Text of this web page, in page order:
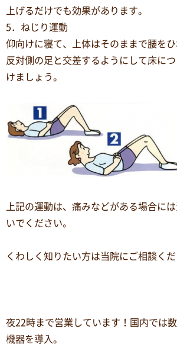
上げるだけでも効果があります。
5．ねじり運動
仰向けに寝て、上体はそのままで腰を
反対側の足と交差するようにして床に
けましょう。
上記の運動は、痛みなどがある場合に
いでください。
くわしく知りたい方は当院にご相談くだ
夜22時まで営業しています！国内では
機器を導入。